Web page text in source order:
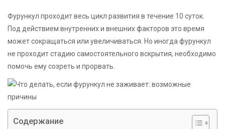
Фурункул проходит весь цикл развития в течение 10 суток.
Под действием внутренних и внешних факторов это время
может сокращаться или увеличиваться. Но иногда фурункул
не проходит стадию самостоятельного вскрытия, необходимо
помочь ему созреть и прорвать.
Содержание